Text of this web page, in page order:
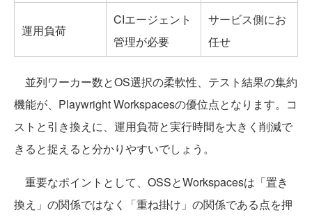
運用負荷
CIエージェント
管理が必要
サービス側にお
任せ
並列ワーカー数とOS選択の柔軟性、テスト結果の集約
機能が、Playwright Workspacesの優位点となります。コ
ストと引き換えに、運用負荷と実行時間を大きく削減で
きると捉えると分かりやすいでしょう。
重要なポイントとして、OSSとWorkspacesは「置き
換え」の関係ではなく「重ね掛け」の関係である点を押